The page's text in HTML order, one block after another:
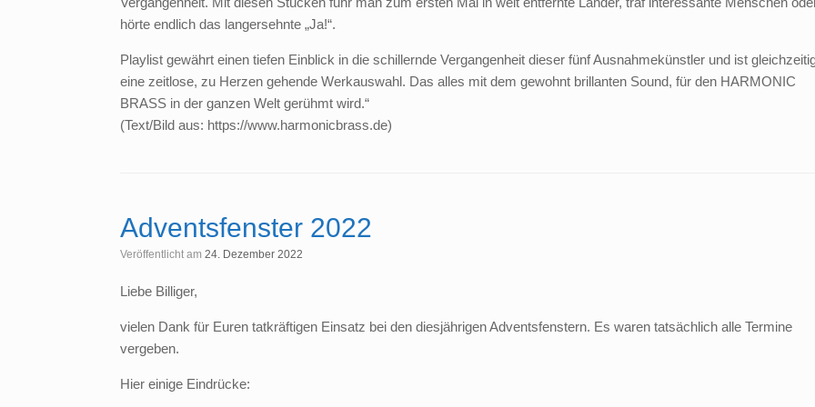
hörte endlich das langersehnte „Ja!“.
Playlist gewährt einen tiefen Einblick in die schillernde Vergangenheit dieser fünf Ausnahmekünstler und ist
eine zeitlose, zu Herzen gehende Werkauswahl. Das alles mit dem gewohnt brillanten Sound, für den HARMONIC
BRASS in der ganzen Welt gerühmt wird.“
(Text/Bild aus: https://www.harmonicbrass.de)
Adventsfenster 2022
Veröffentlicht am 24. Dezember 2022
Liebe Billiger,
vielen Dank für Euren tatkräftigen Einsatz bei den diesjährigen Adventsfenstern. Es waren tatsächlich alle Termine
vergeben.
Hier einige Eindrücke: